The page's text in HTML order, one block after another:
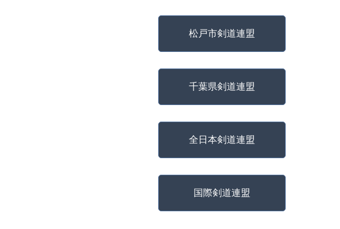
松戸市剣道連盟
千葉県剣道連盟
全日本剣道連盟
国際剣道連盟